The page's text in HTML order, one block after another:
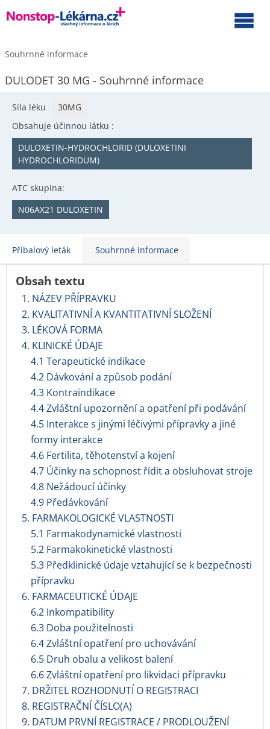
Souhrnné informace
DULODET 30 MG - Souhrnné informace
Síla léku
30MG
Obsahuje účinnou látku :
DULOXETIN-HYDROCHLORID (DULOXETINI
HYDROCHLORIDUM)
ATC skupina:
N06AX21 DULOXETIN
Příbalový leták Souhrnné informace
Obsah textu
1. NÁZEV PŘÍPRAVKU
2. KVALITATIVNÍ A KVANTITATIVNÍ SLOŽENÍ
3. LÉKOVÁ FORMA
4. KLINICKÉ ÚDAJE
4.1 Terapeutické indikace
4.2 Dávkování a způsob podání
4.3 Kontraindikace
4.4 Zvláštní upozornění a opatření při podávání
4.5 Interakce s jinými léčivými přípravky a jiné
formy interakce
4.6 Fertilita, těhotenství a kojení
4.7 Účinky na schopnost řídit a obsluhovat stroje
4.8 Nežádoucí účinky
4.9 Předávkování
5. FARMAKOLOGICKÉ VLASTNOSTI
5.1 Farmakodynamické vlastnosti
5.2 Farmakokinetické vlastnosti
5.3 Předklinické údaje vztahující se k bezpečnosti
přípravku
6. FARMACEUTICKÉ ÚDAJE
6.2 Inkompatibility
6.3 Doba použitelnosti
6.4 Zvláštní opatření pro uchovávání
6.5 Druh obalu a velikost balení
6.6 Zvláštní opatření pro likvidaci přípravku
7. DRŽITEL ROZHODNUTÍ O REGISTRACI
8. REGISTRAČNÍ ČÍSLO(A)
9. DATUM PRVNÍ REGISTRACE / PRODLOUŽENÍ